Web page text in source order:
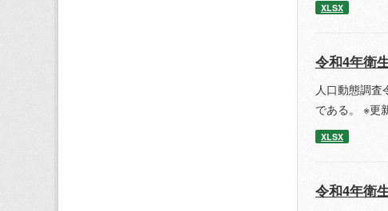
XLSX
令和4年衛
人口動態調
である。 ※更
XLSX
令和4年衛